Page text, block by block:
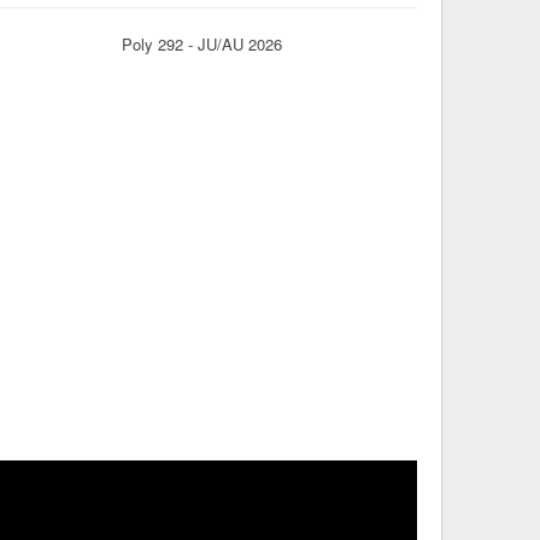
Poly 292 - JU/AU 2026